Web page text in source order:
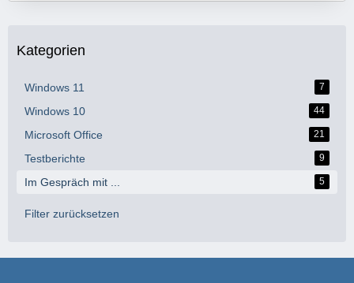
Kategorien
Windows 11 7
Windows 10 44
Microsoft Office 21
Testberichte 9
Im Gespräch mit ... 5
Filter zurücksetzen